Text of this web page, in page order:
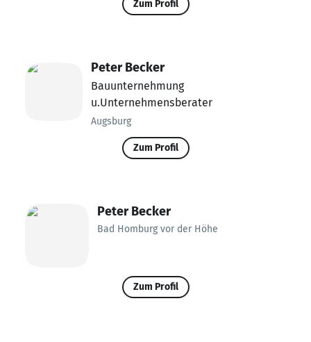
Zum Profil
Peter Becker
Bauunternehmung
u.Unternehmensberater
Augsburg
Zum Profil
Peter Becker
Bad Homburg vor der Höhe
Zum Profil